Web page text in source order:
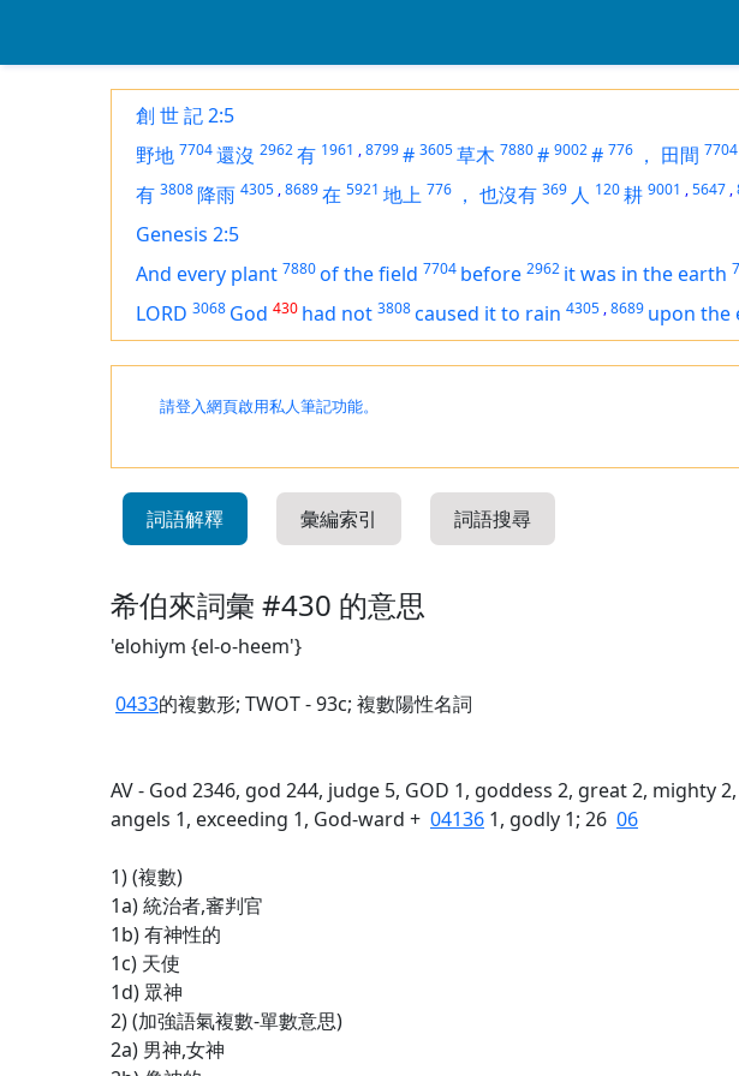
創 世 記 2:5
野地 7704還沒 2962有 1961 ,8799# 3605草木 7880# 9002# 776 ， 田間 7704
有 3808降雨 4305 ,8689在 5921 地上 776 ， 也沒有 369 人 120耕 9001 ,5647 ,
Genesis 2:5
And every plant 7880of the field 7704 before 2962 it was in the earth
LORD 3068 God 430 had not 3808caused it to rain 4305 ,8689 upon the
請登入網頁啟用私人筆記功能。
詞語解釋 彙編索引 詞語搜尋
希伯來詞彙 #430 的意思
'elohiym {el-o-heem'}
0433的複數形; TWOT - 93c; 複數陽性名詞
AV - God 2346, god 244, judge 5, GOD 1, goddess 2, great 2, mighty 2,
angels 1, exceeding 1, God-ward + 04136 1, godly 1; 26 06
1) (複數)
1a) 統治者,審判官
1b) 有神性的
1c) 天使
1d) 眾神
2) (加強語氣複數-單數意思)
2a) 男神,女神